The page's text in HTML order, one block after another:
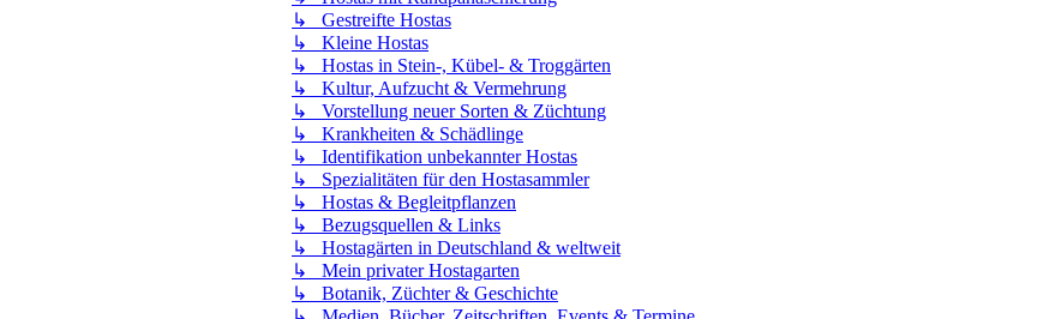
↳ Gestreifte Hostas
↳ Kleine Hostas
↳ Hostas in Stein-, Kübel- & Troggärten
↳ Kultur, Aufzucht & Vermehrung
↳ Vorstellung neuer Sorten & Züchtung
↳ Krankheiten & Schädlinge
↳ Identifikation unbekannter Hostas
↳ Spezialitäten für den Hostasammler
↳ Hostas & Begleitpflanzen
↳ Bezugsquellen & Links
↳ Hostagärten in Deutschland & weltweit
↳ Mein privater Hostagarten
↳ Botanik, Züchter & Geschichte